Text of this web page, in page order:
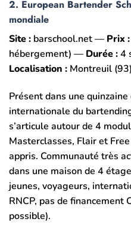
2. European Bartender
mondiale
Site : barschool.net — Prix :
hébergement) — Durée :4
Localisation : Montreuil (93)
Présent dans une
internationale du
s’articule autour de 4
Masterclasses, Flair et
appris. Communauté très
dans une maison de 4
jeunes, voyageurs,
RNCP, pas de financement
possible).